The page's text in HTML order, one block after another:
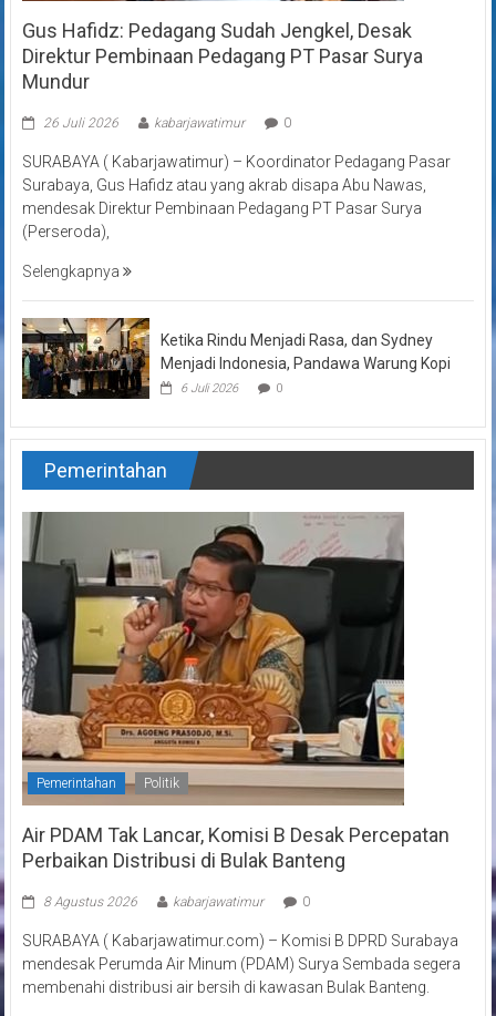
Gus Hafidz: Pedagang Sudah Jengkel, Desak
Direktur Pembinaan Pedagang PT Pasar Surya
Mundur
26 Juli 2026 kabarjawatimur 0
SURABAYA ( Kabarjawatimur) – Koordinator Pedagang Pasar
Surabaya, Gus Hafidz atau yang akrab disapa Abu Nawas,
mendesak Direktur Pembinaan Pedagang PT Pasar Surya
(Perseroda),
Selengkapnya
Ketika Rindu Menjadi Rasa, dan Sydney
Menjadi Indonesia, Pandawa Warung Kopi
6 Juli 2026 0
Pemerintahan
Pemerintahan Politik
Air PDAM Tak Lancar, Komisi B Desak Percepatan
Perbaikan Distribusi di Bulak Banteng
8 Agustus 2026 kabarjawatimur 0
SURABAYA ( Kabarjawatimur.com) – Komisi B DPRD Surabaya
mendesak Perumda Air Minum (PDAM) Surya Sembada segera
membenahi distribusi air bersih di kawasan Bulak Banteng.